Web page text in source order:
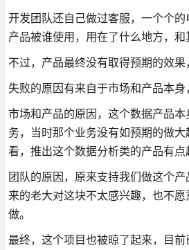
开发团队还自己做过客服，一个个
产品被谁使用，用在了什么地方，和
不过，产品最终没有取得预期的效果
失败的原因有来自于市场和产品本身
市场和产品的原因，这个数据产品
务，当时那个业务没有如预期的做
看，推出这个数据分析类的产品有点
团队的原因，原来支持我们做这个
来的老大对这块不太感兴趣，也不
做。
最终，这个项目也被晾了起来，目